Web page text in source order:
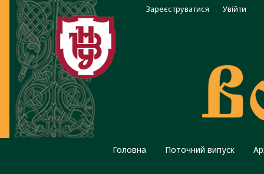
Головна Поточний випуск
Зареєструватися Увійти